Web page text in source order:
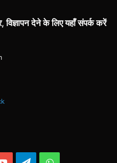
देने के लिए यहाँ संपर्क करें